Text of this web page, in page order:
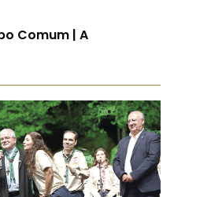
Comum | A